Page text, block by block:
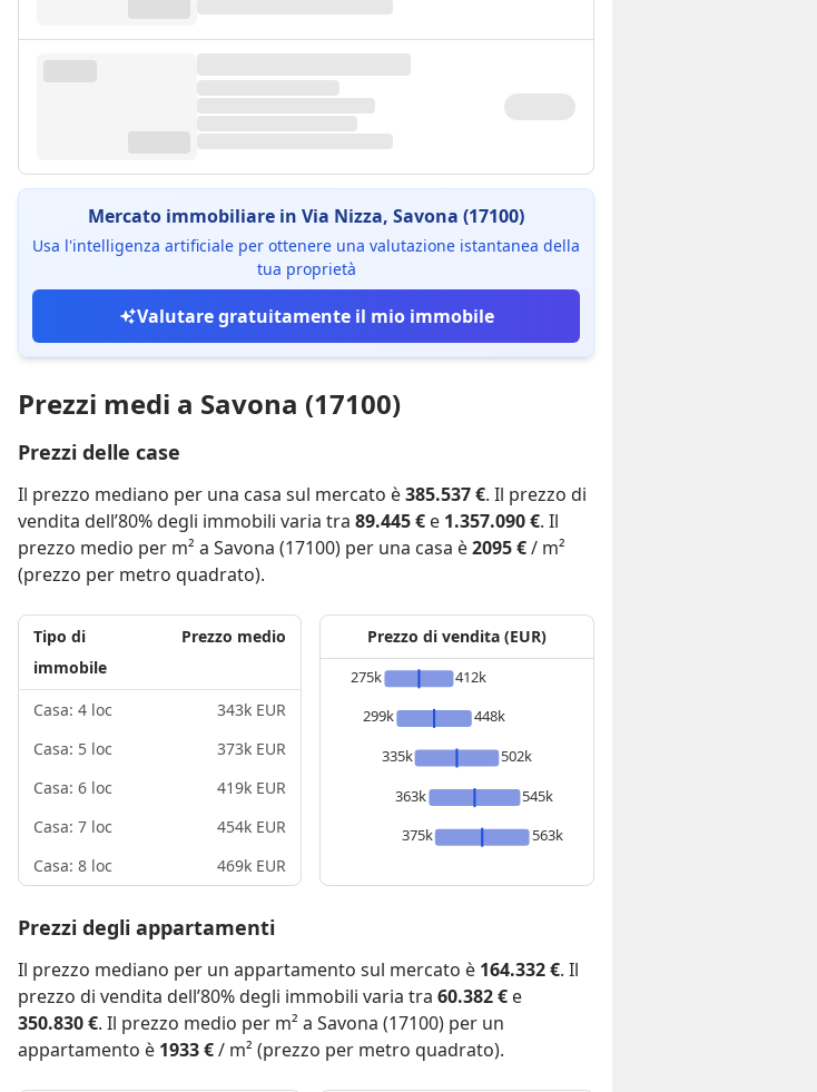
Mercato immobiliare in Via Nizza, Savona (17100)
Usa l'intelligenza artificiale per ottenere una valutazione istantanea della
tua proprietà
Valutare gratuitamente il mio immobile
Prezzi medi a Savona (17100)
Prezzi delle case
Il prezzo mediano per una casa sul mercato è385.537 €. Il prezzo di
vendita dell’80% degli immobili varia tra 89.445 € e 1.357.090 €. Il
prezzo medio per m² a Savona (17100) per una casa è2095 €/ m²
(prezzo per metro quadrato).
Tipo di
immobile
Prezzo medio
Casa: 4 loc
343k EUR
Casa: 5 loc
373k EUR
Casa: 6 loc
419k EUR
Casa: 7 loc
454k EUR
Casa: 8 loc
469k EUR
Prezzo di vendita (EUR)
275k
412k
299k
448k
335k
502k
363k
545k
375k
563k
Prezzi degli appartamenti
Il prezzo mediano per un appartamento sul mercato è 164.332 €. Il
prezzo di vendita dell’80% degli immobili varia tra 60.382 € e
350.830 €. Il prezzo medio per m² a Savona (17100) per un
appartamento è 1933 €/ m² (prezzo per metro quadrato).